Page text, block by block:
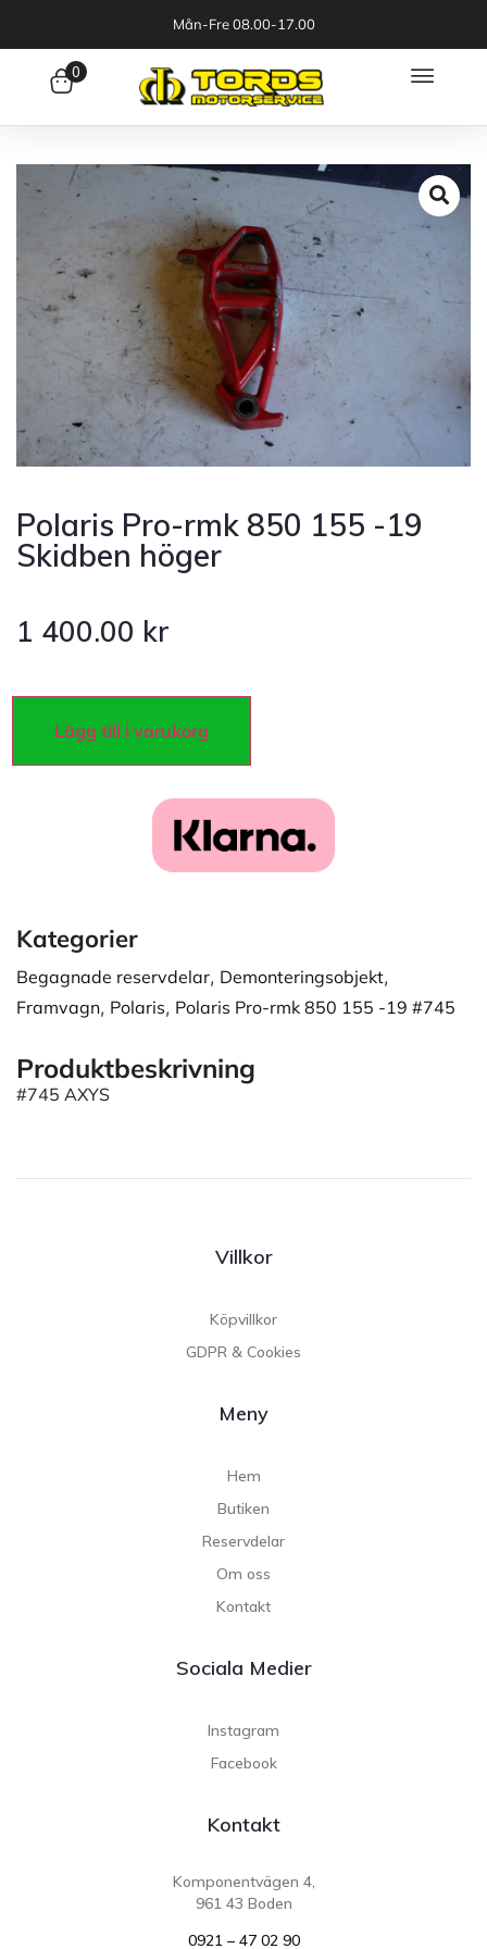
Mån-Fre 08.00-17.00
0
Polaris Pro-rmk 850 155 -19
Skidben höger
1 400.00 kr
Lägg till i varukorg
Kategorier
Begagnade reservdelar, Demonteringsobjekt,
Framvagn, Polaris, Polaris Pro-rmk 850 155 -19 #745
Produktbeskrivning
#745 AXYS
Villkor
Köpvillkor
GDPR & Cookies
Meny
Hem
Butiken
Reservdelar
Om oss
Kontakt
Sociala Medier
Instagram
Facebook
Kontakt
Komponentvägen 4,
961 43 Boden
0921 – 47 02 90